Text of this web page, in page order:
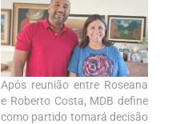
Após reunião entre Roseana
e Roberto Costa, MDB define
como partido tomará decisão